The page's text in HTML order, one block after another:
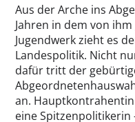
Aus der Arche ins
Jahren in dem von
Jugendwerk zieht es
Landespolitik. Nicht
dafür tritt der
an.
eine Spitzenpolitikerin